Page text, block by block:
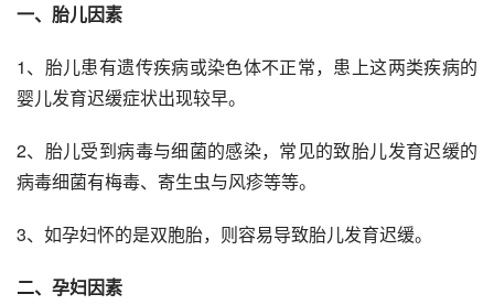
一、胎儿因素
1、胎儿患有遗传疾病或染色体不正常，患上这两类疾病的
婴儿发育迟缓症状出现较早。
2、胎儿受到病毒与细菌的感染，常见的致胎儿发育迟缓的
病毒细菌有梅毒、寄生虫与风疹等等。
3、如孕妇怀的是双胞胎，则容易导致胎儿发育迟缓。
二、孕妇因素